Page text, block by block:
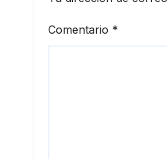
Comentario *